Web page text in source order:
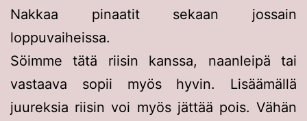
Nakkaa pinaatit sekaan jossain
loppuvaiheissa.
Söimme tätä riisin kanssa, naanleipä tai
vastaava sopii myös hyvin. Lisäämällä
juureksia riisin voi myös jättää pois. Vähän